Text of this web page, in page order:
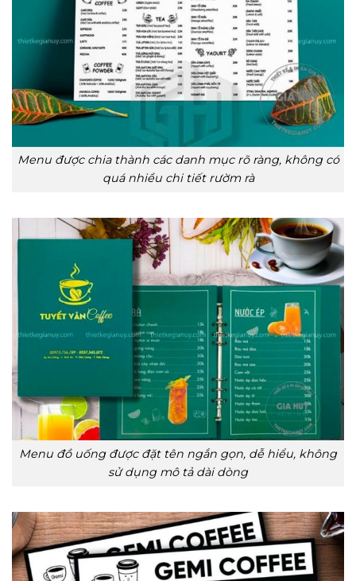
Menu được chia thành các danh mục rõ ràng, không có
quá nhiều chi tiết rườm rà
Menu đồ uống được đặt tên ngắn gọn, dễ hiểu, không
sử dụng mô tả dài dòng